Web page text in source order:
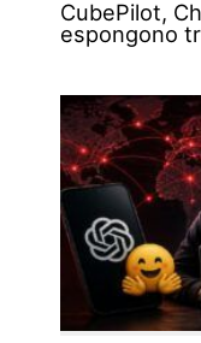
CubePilot,
espongono